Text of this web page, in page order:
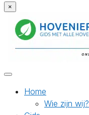
×
Home
Wie zijn wij?